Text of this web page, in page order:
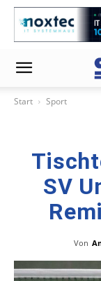
Start Sport
SV
Von